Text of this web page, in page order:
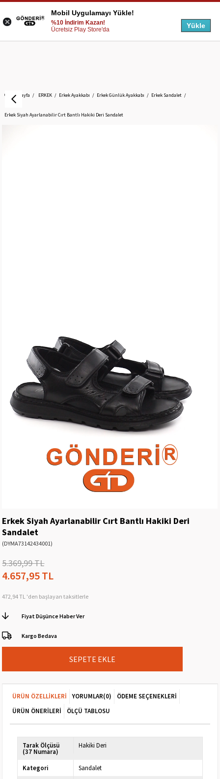
Anasayfa ERKEK Erkek Ayakkabı Erkek Günlük Ayakkabı Erkek Sandalet
Erkek Siyah Ayarlanabilir Cırt Bantlı Hakiki Deri Sandalet
Erkek Siyah Ayarlanabilir Cırt Bantlı Hakiki Deri
Sandalet
(DYMA73142434001)
5.369,99 TL
4.657,95 TL
472,94 TL 'den başlayan taksitlerle
Fiyat Düşünce Haber Ver
Kargo Bedava
ÜRÜN ÖZELLIKLERI YORUMLAR(0)
ÖDEME SEÇENEKLERI
ÜRÜN ÖNERILERI
ÖLÇÜ TABLOSU
Tarak Ölçüsü
(37 Numara)
Hakiki Deri
Kategori
Sandalet
Mobil Uygulamayı Yükle!
%10 İndirim Kazan!
Ücretsiz Play Store'da
Yükle